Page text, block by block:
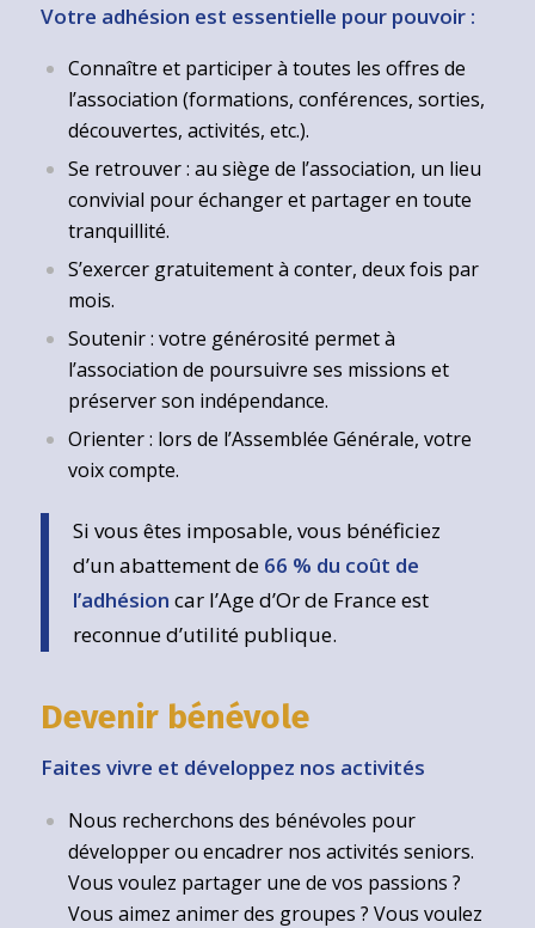
Votre adhésion est essentielle pour pouvoir :
Connaître et participer à toutes les offres de
l’association (formations, conférences, sorties,
découvertes, activités, etc.).
Se retrouver : au siège de l’association, un lieu
convivial pour échanger et partager en toute
tranquillité.
S’exercer gratuitement à conter, deux fois par
mois.
Soutenir : votre générosité permet à
l’association de poursuivre ses missions et
préserver son indépendance.
Orienter : lors de l’Assemblée Générale, votre
voix compte.
Si vous êtes imposable, vous bénéficiez
d’un abattement de 66 % du coût de
l’adhésion car l’Age d’Or de France est
reconnue d’utilité publique.
Devenir bénévole
Faites vivre et développez nos activités
Nous recherchons des bénévoles pour
développer ou encadrer nos activités seniors.
Vous voulez partager une de vos passions ?
Vous aimez animer des groupes ? Vous voulez